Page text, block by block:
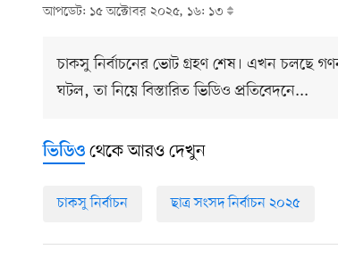
আপডেট: ১৫ অক্টোবর ২০২৫, ১৬: ১৩
চাকসু নির্বাচনের ভোট গ্রহণ শেষ। এখন চলছে
ঘটল, তা নিয়ে বিস্তারিত ভিডিও প্রতিবেদনে...
ভিডিও থেকে আরও দেখুন
চাকসু নির্বাচন ছাত্র সংসদ নির্বাচন ২০২৫